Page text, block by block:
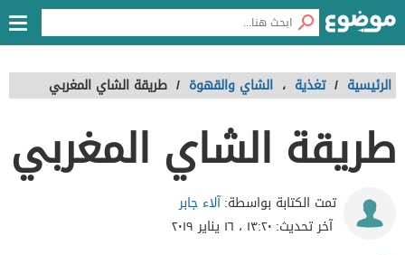
الرئيسية / تغذية ، الشاي والقهوة / طريقة الشاي المغربي
طريقة الشاي المغربي
تمت الكتابة بواسطة:آلاء جابر
آخر تحديث: ١٣:٢٠ ، ١٦ يناير ٢٠١٩